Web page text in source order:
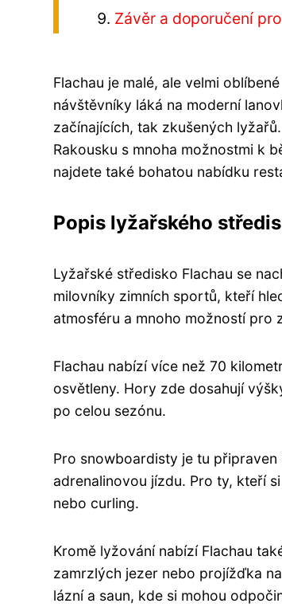
Závěr a doporučení
Flachau je malé, ale velmi
návštěvníky láká na moderní
začínajících, tak zkušených
Rakousku s mnoha možnostmi k
najdete také bohatou nabídku
Popis lyžařského
Lyžařské středisko Flachau se
milovníky zimních sportů, kteří
atmosféru a mnoho možností pro
Flachau nabízí více než 70
osvětleny. Hory zde dosahují
po celou sezónu.
Pro snowboardisty je tu
adrenalinovou jízdu. Pro ty, kteří
nebo curling.
Kromě lyžování nabízí Flachau
zamrzlých jezer nebo projížďka
lázní a saun, kde si mohou